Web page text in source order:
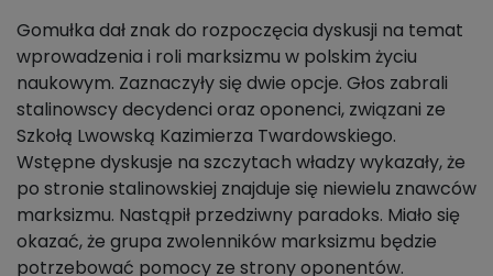
Gomułka dał znak do rozpoczęcia dyskusji na temat
wprowadzenia i roli marksizmu w polskim życiu
naukowym. Zaznaczyły się dwie opcje. Głos zabrali
stalinowscy decydenci oraz oponenci, związani ze
Szkołą Lwowską Kazimierza Twardowskiego.
Wstępne dyskusje na szczytach władzy wykazały, że
po stronie stalinowskiej znajduje się niewielu znawców
marksizmu. Nastąpił przedziwny paradoks. Miało się
okazać, że grupa zwolenników marksizmu będzie
potrzebować pomocy ze strony oponentów.